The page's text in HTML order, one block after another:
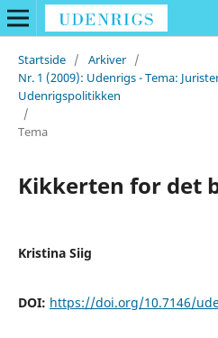
Startside / Arkiver /
Nr. 1 (2009): Udenrigs - Tema:
Udenrigspolitikken
/
Tema
Kikkerten for det
Kristina Siig
DOI: https://doi.org/10.7146/